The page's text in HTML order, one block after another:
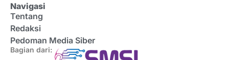
Navigasi
Tentang
Redaksi
Pedoman Media Siber
Bagian dari: